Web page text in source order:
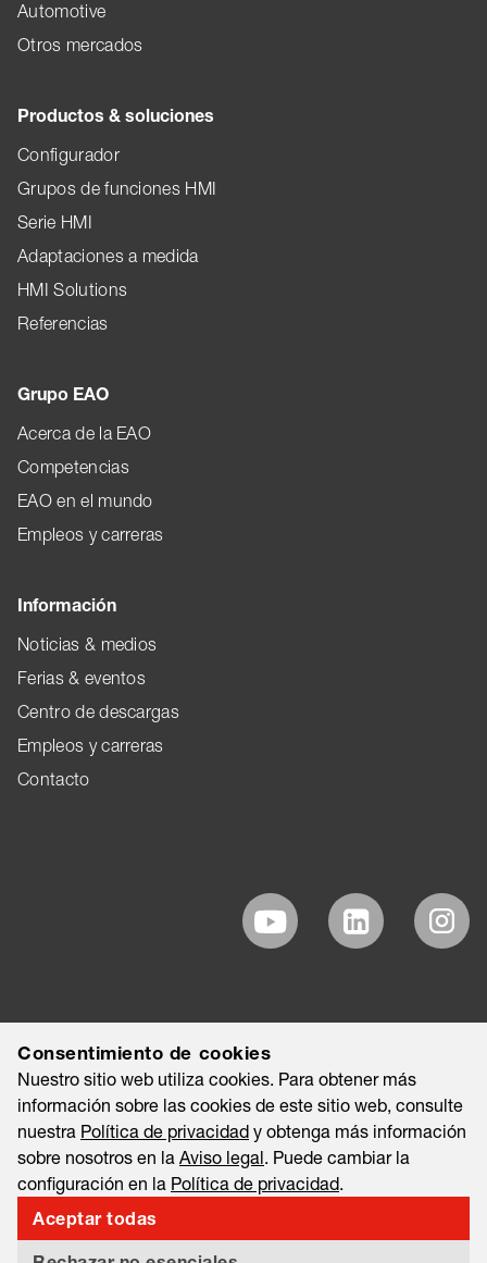
Automotive
Otros mercados
Productos & soluciones
Configurador
Grupos de funciones HMI
Serie HMI
Adaptaciones a medida
HMI Solutions
Referencias
Grupo EAO
Acerca de la EAO
Competencias
EAO en el mundo
Empleos y carreras
Información
Noticias & medios
Ferias & eventos
Centro de descargas
Empleos y carreras
Contacto
©2026 EAO AG
Aviso legal
Nota legal
Política de privacidad
Consentimiento de cookies
Nuestro sitio web utiliza cookies. Para obtener más
información sobre las cookies de este sitio web, consulte
nuestra Política de privacidad y obtenga más información
sobre nosotros en la Aviso legal. Puede cambiar la
configuración en la Política de privacidad.
Aceptar todas